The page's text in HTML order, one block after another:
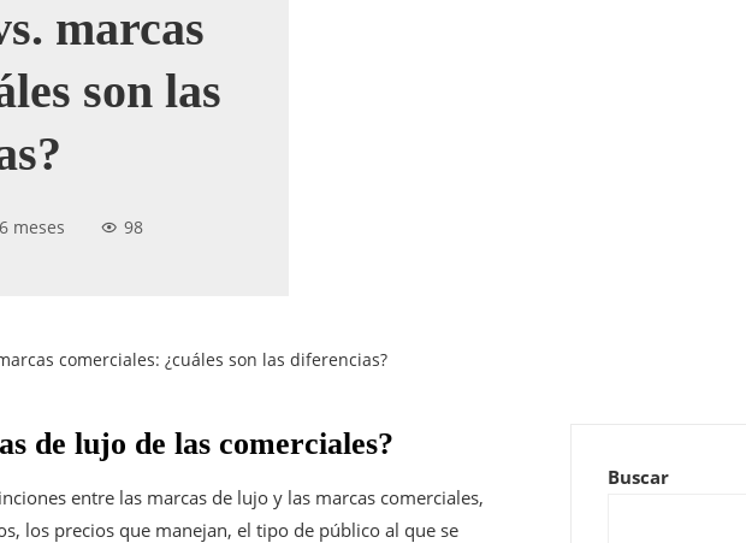
marcas
son las
meses 98
comerciales: ¿cuáles son las diferencias?
de lujo de las comerciales?
entre las marcas de lujo y las marcas comerciales,
los precios que manejan, el tipo de público al que se
Buscar